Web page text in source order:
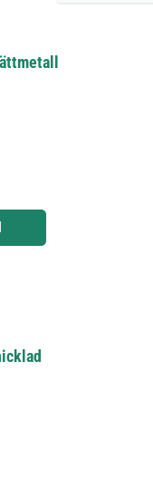
minska kvantiteten.